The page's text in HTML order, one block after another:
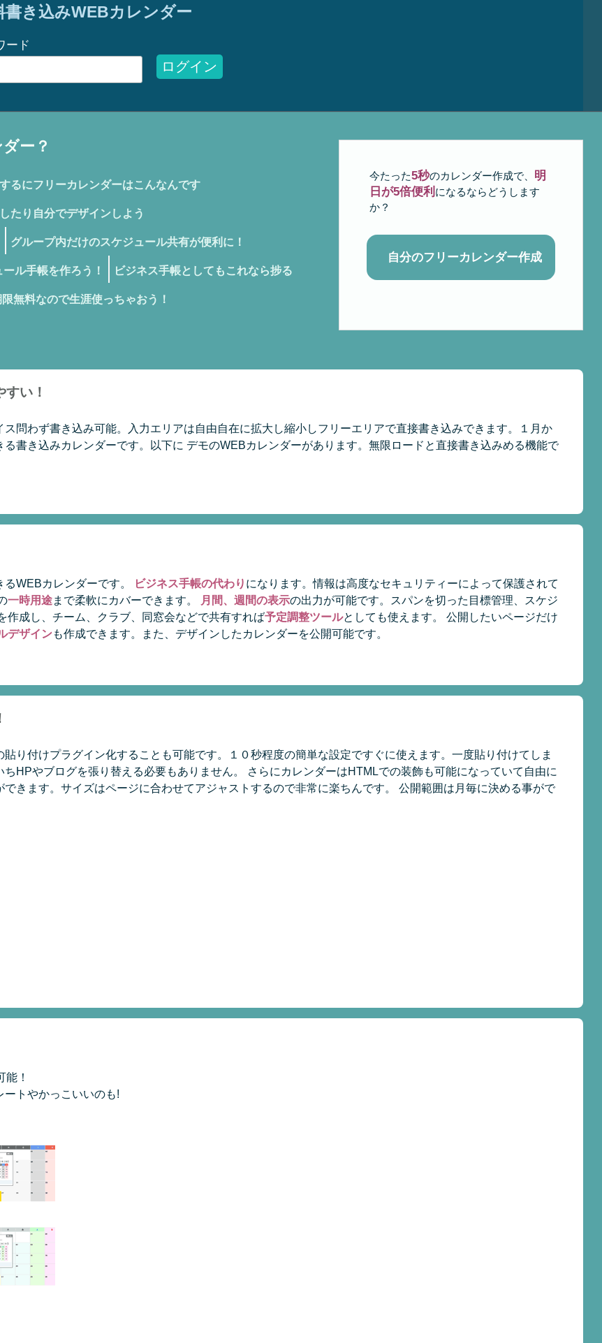
き込みWEBカレンダー
ード
ログイン
今たった5秒のカレンダー作成で、 明
日が5倍便利 になるならどうします
か？
自分のフリーカレンダー作成
ー？
るにフリーカレンダーはこんなんです
たり自分でデザインしよう
グループ内だけのスケジュール共有が便利に！
ル手帳を作ろう！ ビジネス手帳としてもこれなら捗る
無料なので生涯使っちゃおう！
い！
問わず書き込み可能。入力エリアは自由自在に拡大し縮小しフリーエリアで直接書き込みできます。１月か
書き込みカレンダーです。以下に デモのWEBカレンダーがあります。無限ロードと直接書き込みめる機能で
るWEBカレンダーです。 ビジネス手帳の代わり になります。情報は高度なセキュリティーによって保護されて
一時用途まで柔軟にカバーできます。 月間、週間の表示の出力が可能です。スパンを切った目標管理、スケジ
作成し、チーム、クラブ、同窓会などで共有すれば予定調整ツールとしても使えます。 公開したいページだけ
デザインも作成できます。また、デザインしたカレンダーを公開可能です。
り付けプラグイン化することも可能です。１０秒程度の簡単な設定ですぐに使えます。一度貼り付けてしま
HPやブログを張り替える必要もありません。 さらにカレンダーはHTMLでの装飾も可能になっていて自由に
きます。サイズはページに合わせてアジャストするので非常に楽ちんです。 公開範囲は月毎に決める事がで
！
トやかっこいいのも!